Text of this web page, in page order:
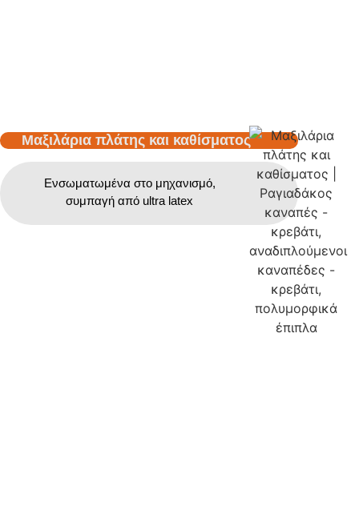
Μαξιλάρια πλάτης και καθίσματος
Ενσωματωμένα στο μηχανισμό,
συμπαγή από ultra latex